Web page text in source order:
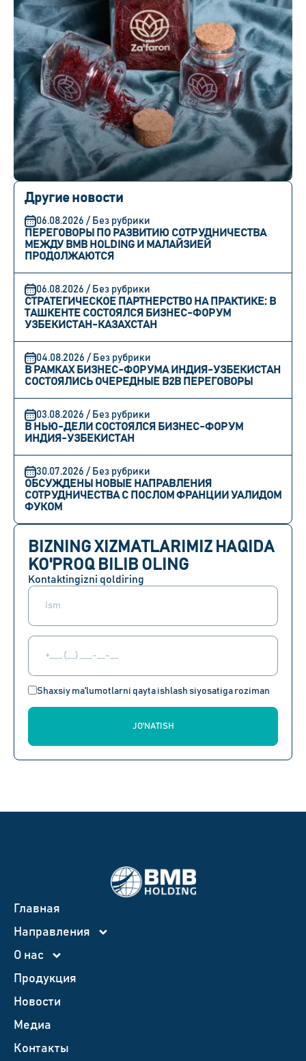
Другие новости
06.08.2026 / Без рубрики
ПЕРЕГОВОРЫ ПО РАЗВИТИЮ СОТРУДНИЧЕСТВА
МЕЖДУ BMB HOLDING И МАЛАЙЗИЕЙ
ПРОДОЛЖАЮТСЯ
06.08.2026 / Без рубрики
СТРАТЕГИЧЕСКОЕ ПАРТНЕРСТВО НА ПРАКТИКЕ: В
ТАШКЕНТЕ СОСТОЯЛСЯ БИЗНЕС-ФОРУМ
УЗБЕКИСТАН-КАЗАХСТАН
04.08.2026 / Без рубрики
В РАМКАХ БИЗНЕС-ФОРУМА ИНДИЯ-УЗБЕКИСТАН
СОСТОЯЛИСЬ ОЧЕРЕДНЫЕ B2B ПЕРЕГОВОРЫ
03.08.2026 / Без рубрики
В НЬЮ-ДЕЛИ СОСТОЯЛСЯ БИЗНЕС-ФОРУМ
ИНДИЯ-УЗБЕКИСТАН
30.07.2026 / Без рубрики
ОБСУЖДЕНЫ НОВЫЕ НАПРАВЛЕНИЯ
СОТРУДНИЧЕСТВА С ПОСЛОМ ФРАНЦИИ УАЛИДОМ
ФУКОМ
BIZNING XIZMATLARIMIZ HAQIDA
KO'PROQ BILIB OLING
Kontaktingizni qoldiring
Shaxsiy ma'lumotlarni qayta ishlash siyosatiga roziman
JO'NATISH
Главная
Направления
О нас
Продукция
Новости
Медиа
Контакты